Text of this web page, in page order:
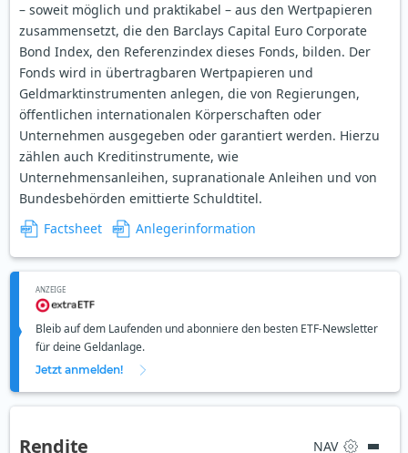
– soweit möglich und praktikabel – aus den Wertpapieren
zusammensetzt, die den Barclays Capital Euro Corporate
Bond Index, den Referenzindex dieses Fonds, bilden. Der
Fonds wird in übertragbaren Wertpapieren und
Geldmarktinstrumenten anlegen, die von Regierungen,
öffentlichen internationalen Körperschaften oder
Unternehmen ausgegeben oder garantiert werden. Hierzu
zählen auch Kreditinstrumente, wie
Unternehmensanleihen, supranationale Anleihen und von
Bundesbehörden emittierte Schuldtitel.
Factsheet
Anlegerinformation
ANZEIGE
Bleib auf dem Laufenden und abonniere den besten ETF-Newsletter
für deine Geldanlage.
Jetzt anmelden!
Rendite NAV